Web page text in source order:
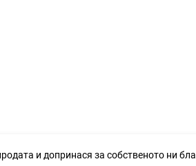
и допринася за собственото ни